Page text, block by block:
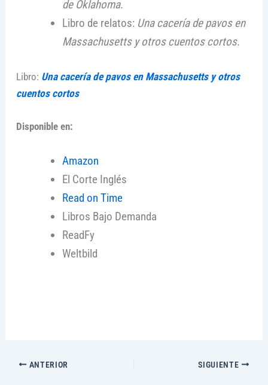
de Oklahoma.
Libro de relatos: Una cacería de pavos en
Massachusetts y otros cuentos cortos.
Libro: Una cacería de pavos en Massachusetts y otros
cuentos cortos
Disponible en:
Amazon
El Corte Inglés
Read on Time
Libros Bajo Demanda
ReadFy
Weltbild
ANTERIOR SIGUIENTE